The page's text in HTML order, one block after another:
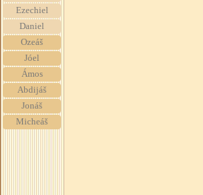
Ezechiel
Daniel
Ozeáš
Jóel
Ámos
Abdijáš
Jonáš
Micheáš